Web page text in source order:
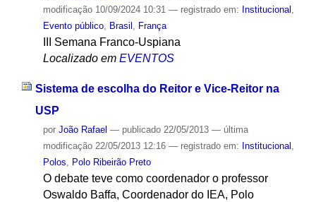
modificação10/09/2024 10:31 — registrado em: Institucional ,
Evento público, Brasil , França
III Semana Franco-Uspiana
Localizado em EVENTOS
Sistema de escolha do Reitor e Vice-Reitor na
USP
por João Rafael — publicado22/05/2013 — última
modificação22/05/2013 12:16 — registrado em: Institucional ,
Polos, Polo Ribeirão Preto
O debate teve como coordenador o professor
Oswaldo Baffa, Coordenador do IEA, Polo